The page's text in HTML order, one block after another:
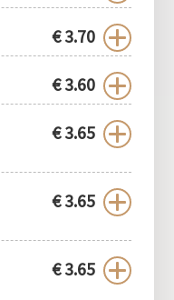
€3.70
€3.60
€3.65
€3.65
€3.65